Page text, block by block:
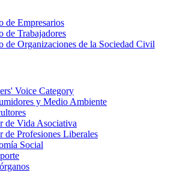
de Empresarios
de Trabajadores
de Organizaciones de la Sociedad Civil
Voice Category
y Medio Ambiente
de Vida Asociativa
de Profesiones Liberales
Social